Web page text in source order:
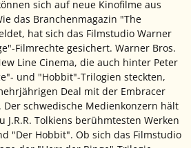
sich auf neue Kinofilme aus
das Branchenmagazin "The
hat sich das Filmstudio Warner
Filmrechte gesichert. Warner Bros.
Line Cinema, die auch hinter Peter
und "Hobbit"-Trilogien steckten,
Deal mit der Embracer
Der schwedische Medienkonzern hält
J.R.R. Tolkiens berühmtesten Werken
"Der Hobbit". Ob sich das Filmstudio